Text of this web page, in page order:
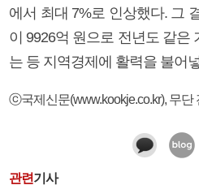
에서 최대 7%로 인상했다. 그
이 9926억 원으로 전년도 같은
는 등 지역경제에 활력을 불어
ⓒ국제신문(www.kookje.co.kr), 무단
관련기사